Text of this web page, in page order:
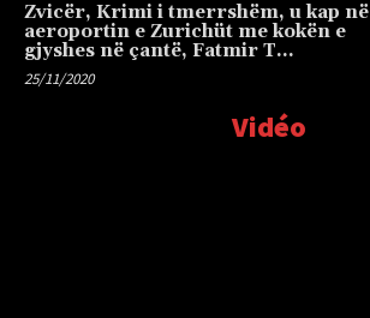
Zvicër, Krimi i tmerrshëm, u kap në
aeroportin e Zurichüt me kokën e
gjyshes në çantë, Fatmir T…
25/11/2020
Vidéo